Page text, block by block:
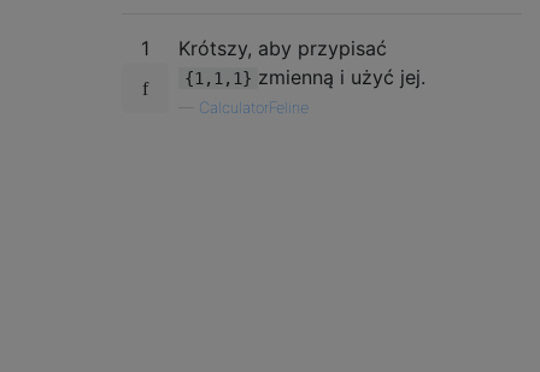
1 Krótszy, aby przypisać
{1,1,1} zmienną i użyć jej.
CalculatorFeline